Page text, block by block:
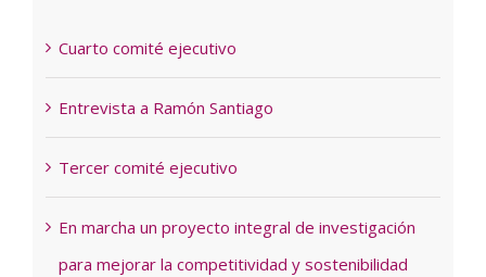
Cuarto comité ejecutivo
Entrevista a Ramón Santiago
Tercer comité ejecutivo
En marcha un proyecto integral de investigación
para mejorar la competitividad y sostenibilidad